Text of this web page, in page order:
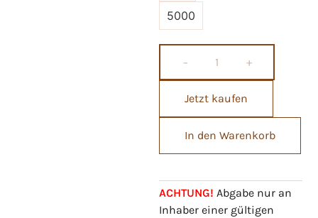
5000
− +
Jetzt kaufen
In den Warenkorb
ACHTUNG! Abgabe nur an
Inhaber einer gültigen